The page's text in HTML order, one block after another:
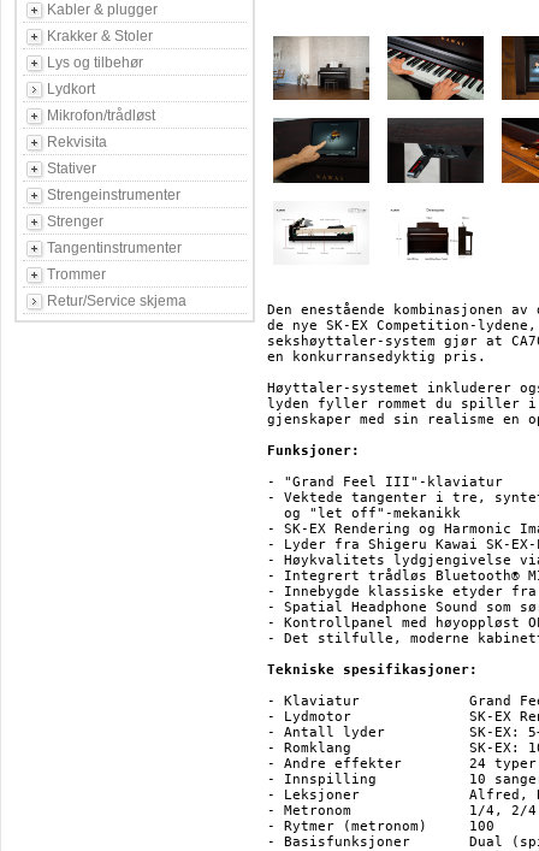
Kabler & plugger
Krakker & Stoler
Lys og tilbehør
Lydkort
Mikrofon/trådløst
Rekvisita
Stativer
Strengeinstrumenter
Strenger
Tangentinstrumenter
Trommer
Retur/Service skjema
Den enestående
de nye SK-EX Competition-
sekshøyttaler-system gjør at
en konkurransedyktig pris.
Høyttaler-systemet inkluderer
lyden fyller rommet du spiller i
gjenskaper med sin realisme
Funksjoner:
- "Grand Feel III"-klaviatur
- Vektede tangenter i tre,
  og "let off"-mekanikk
- SK-EX Rendering og Harmonic
- Lyder fra Shigeru Kawai SK-
- Høykvalitets lydgjengivelse
- Integrert trådløs Bluetooth®
- Innebygde klassiske etyder
- Spatial Headphone Sound som
- Kontrollpanel med høyoppløst
- Det stilfulle, moderne
Tekniske spesifikasjoner:
- Klaviatur 		Grand Feel III med 88 tangenter
- Lydmotor 		SK-EX Rendering / Harmonic Imaging XL (HI-XL)
- Antall lyder 		SK-EX: 5+5 / HI-XL: 96
- Romklang 		SK-EX: 10 typer / HI-XL: 6 typer
- Andre effekter	24 typer
- Innspilling		10 sanger og opptil ca. 90000 noter kan lagres i minnet
- Leksjoner 		Alfred, Bach: Inventionen, Beyer, Burgmüller,Chopin Walzer og Czerny
- Metronom 		1/4, 2/4, 3/4, 4/4, 5/4, 3/8, 6/8, 7/8, 9/8, 12/8
- Rytmer (metronom)	100
- Basisfunksjoner	Dual (spill med lydene av to instrumenter samtidig), Four Hands